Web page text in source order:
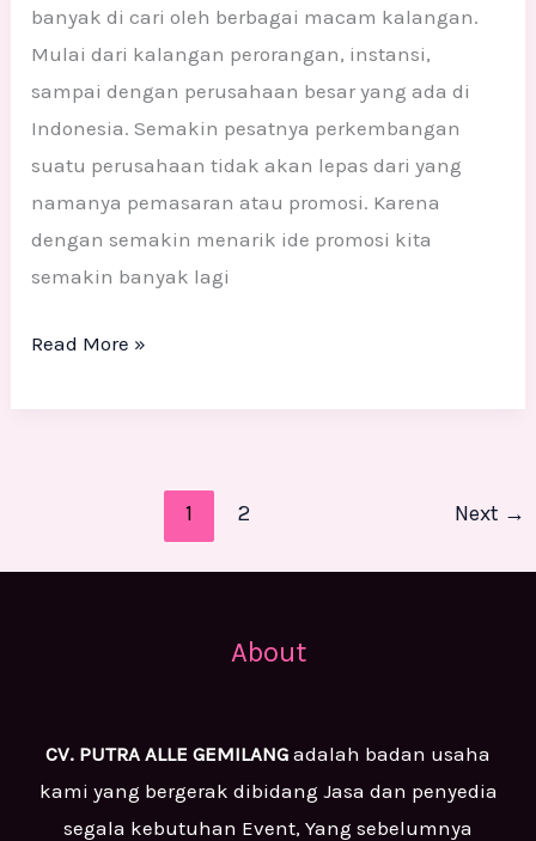
banyak di cari oleh berbagai macam kalangan.
Mulai dari kalangan perorangan, instansi,
sampai dengan perusahaan besar yang ada di
Indonesia. Semakin pesatnya perkembangan
suatu perusahaan tidak akan lepas dari yang
namanya pemasaran atau promosi. Karena
dengan semakin menarik ide promosi kita
semakin banyak lagi
Tangerang
Selatan
Read More »
1 2 Next →
About
CV. PUTRA ALLE GEMILANG adalah badan usaha
kami yang bergerak dibidang Jasa dan penyedia
segala kebutuhan Event, Yang sebelumnya